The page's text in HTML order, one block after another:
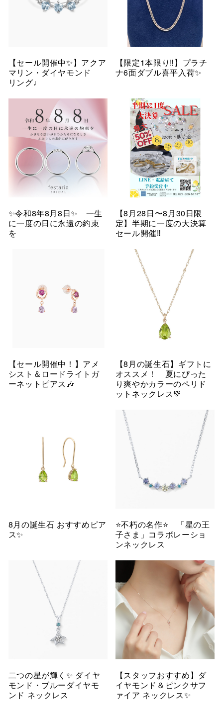
【セール開催中✨】アクア
マリン・ダイヤモンド
リング♩
【限定1本限り‼︎】プラチ
ナ6面ダブル喜平入荷✨
✨令和8年8月8日✨ 一生
に一度の日に永遠の約束
を
【8月28日〜8月30日限
定】半期に一度の大決算
セール開催‼︎
【セール開催中！】アメ
シスト＆ロードライトガ
ーネットピアス🎶
【8月の誕生石】ギフトに
オススメ！ 夏にぴった
り爽やかカラーのペリド
ットネックレス💚
8月の誕生石 おすすめピア
ス✨
⭐️不朽の名作⭐️ 「星の王
子さま」コラボレーショ
ンネックレス
二つの星が輝く✨ ダイヤ
モンド・ブルーダイヤモ
ンド ネックレス
【スタッフおすすめ】ダ
イヤモンド＆ピンクサフ
ァイア ネックレス✨